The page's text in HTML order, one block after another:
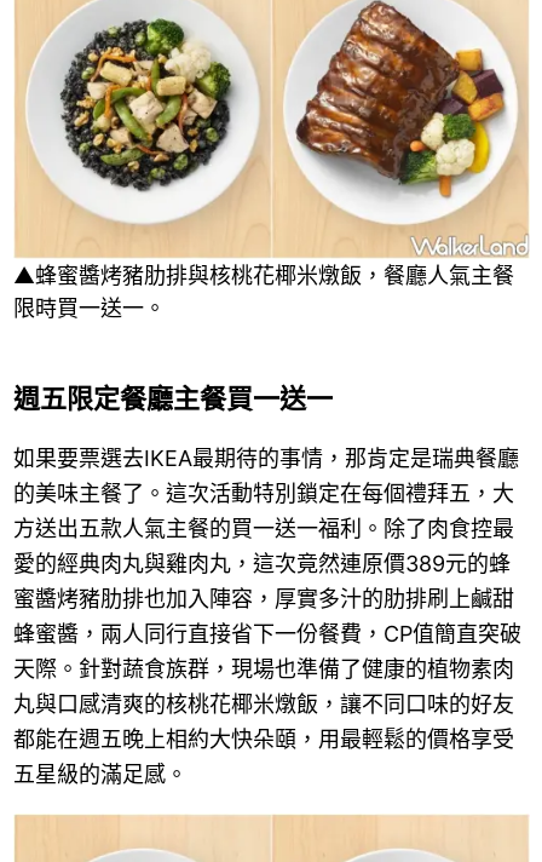
▲蜂蜜醬烤豬肋排與核桃花椰米燉飯，餐廳人氣主餐
限時買一送一。
週五限定餐廳主餐買一送一
如果要票選去IKEA最期待的事情，那肯定是瑞典餐廳
的美味主餐了。這次活動特別鎖定在每個禮拜五，大
方送出五款人氣主餐的買一送一福利。除了肉食控最
愛的經典肉丸與雞肉丸，這次竟然連原價389元的蜂
蜜醬烤豬肋排也加入陣容，厚實多汁的肋排刷上鹹甜
蜂蜜醬，兩人同行直接省下一份餐費，CP值簡直突破
天際。針對蔬食族群，現場也準備了健康的植物素肉
丸與口感清爽的核桃花椰米燉飯，讓不同口味的好友
都能在週五晚上相約大快朵頤，用最輕鬆的價格享受
五星級的滿足感。